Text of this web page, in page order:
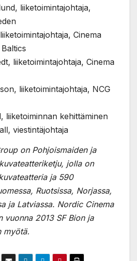
liiketoimintajohtaja,
Cinema
liiketoimintajohtaja, Cinema
liiketoimintajohtaja, NCG
liiketoiminnan kehittäminen
viestintäjohtaja
on Pohjoismaiden ja
jolla on
ja 590
Ruotsissa, Norjassa,
ja Latviassa. Nordic Cinema
vuonna 2013 SF Bion ja
myötä.